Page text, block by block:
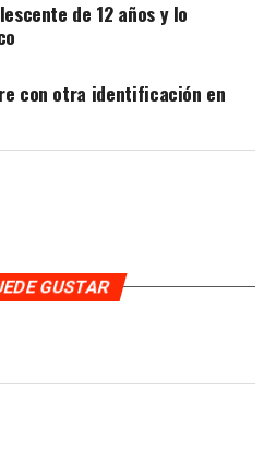
de 12 años y lo
con otra identificación en
GUSTAR